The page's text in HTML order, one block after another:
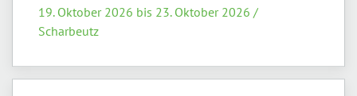
19. Oktober 2026 bis 23. Oktober 2026 /
Scharbeutz